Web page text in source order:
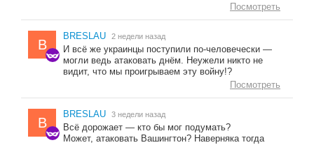
Посмотреть
B
BRESLAU 2 недели назад
И всё же украинцы поступили по-человечески —
могли ведь атаковать днём. Неужели никто не
видит, что мы проигрываем эту войну!?
Посмотреть
B
BRESLAU 3 недели назад
Всё дорожает — кто бы мог подумать?
Может, атаковать Вашингтон? Наверняка тогда